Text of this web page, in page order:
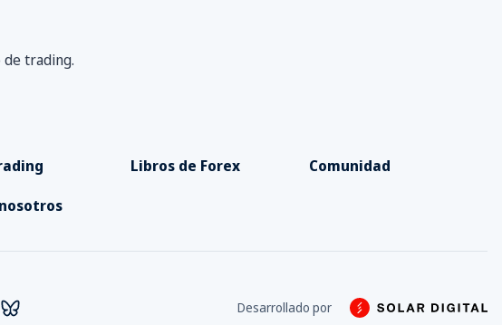
trading.
Libros de Forex
Comunidad
Desarrollado por